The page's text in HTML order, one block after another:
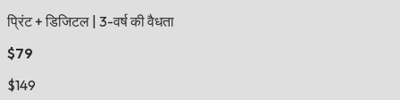
प्रिंट + डिजिटल 3-वर्ष की वैधता
$79
$149